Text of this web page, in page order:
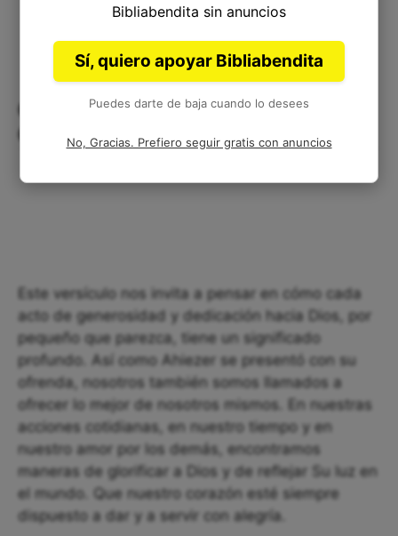
Ofreciendo lo Mejor a Nuestro
Creador - Reflexión Corta
Este versículo nos invita a pensar en cómo cada
acto de generosidad y dedicación hacia Dios, por
pequeño que parezca, tiene un significado
profundo. Así como Ahiezer se presentó con su
ofrenda, nosotros también somos llamados a
ofrecer lo mejor de nosotros mismos. En nuestras
acciones cotidianas, en nuestro tiempo y en
nuestro amor por los demás, encontramos
maneras de glorificar a Dios y de reflejar Su luz en
el mundo. Que nuestro corazón esté siempre
dispuesto a dar y a servir con alegría.
Bibliabendita sin anuncios
Sí, quiero apoyar Bibliabendita
Puedes darte de baja cuando lo desees
No, Gracias. Prefiero seguir gratis con anuncios